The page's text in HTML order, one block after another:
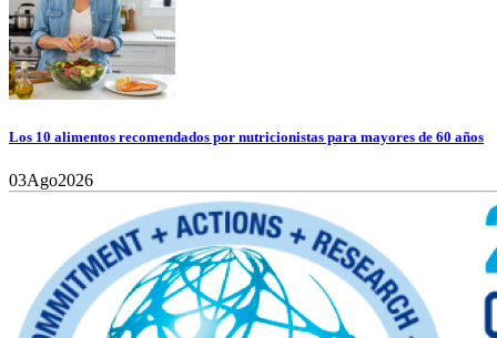
Los 10 alimentos recomendados por nutricionistas para mayores de 60 años
03Ago2026